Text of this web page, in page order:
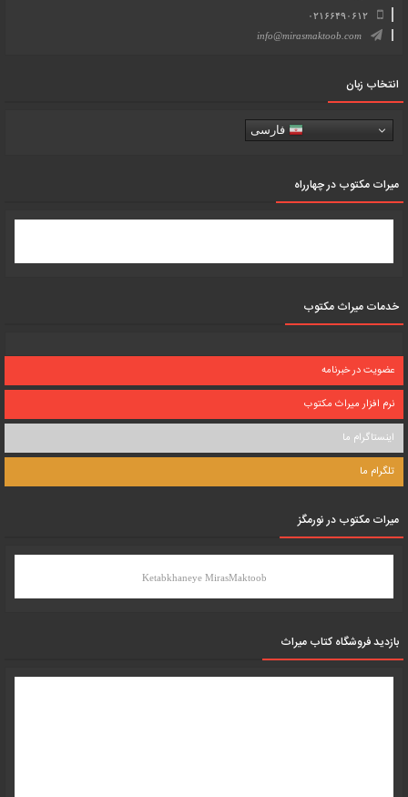
۰۲۱۶۶۴۹۰۶۱۲
info@mirasmaktoob.com
انتخاب زبان
فارسی
میرات مکتوب در چهارراه
خدمات میراث مکتوب
عضویت در خبرنامه
نرم افزار میراث مکتوب
اینستاگرام ما
تلگرام ما
میرات مکتوب در نورمگز
Ketabkhaneye MirasMaktoob
بازدید فروشگاه کتاب میراث